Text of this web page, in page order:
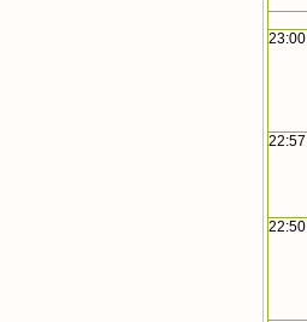
23:00
22:57
22:50